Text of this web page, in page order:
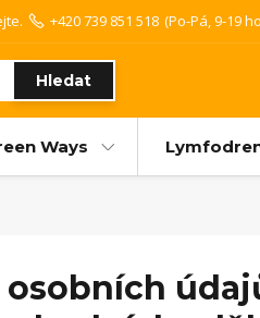
Hledat
+420 739 851 518 (Po-Pá, 9-19
Ways
osobních